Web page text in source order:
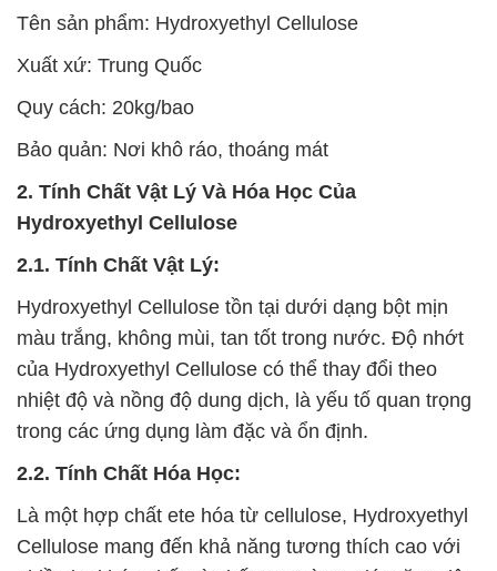
Tên sản phẩm: Hydroxyethyl Cellulose
Xuất xứ: Trung Quốc
Quy cách: 20kg/bao
Bảo quản: Nơi khô ráo, thoáng mát
2. Tính Chất Vật Lý Và Hóa Học Của
Hydroxyethyl Cellulose
2.1. Tính Chất Vật Lý:
Hydroxyethyl Cellulose tồn tại dưới dạng bột mịn
màu trắng, không mùi, tan tốt trong nước. Độ nhớt
của Hydroxyethyl Cellulose có thể thay đổi theo
nhiệt độ và nồng độ dung dịch, là yếu tố quan trọng
trong các ứng dụng làm đặc và ổn định.
2.2. Tính Chất Hóa Học:
Là một hợp chất ete hóa từ cellulose, Hydroxyethyl
Cellulose mang đến khả năng tương thích cao với